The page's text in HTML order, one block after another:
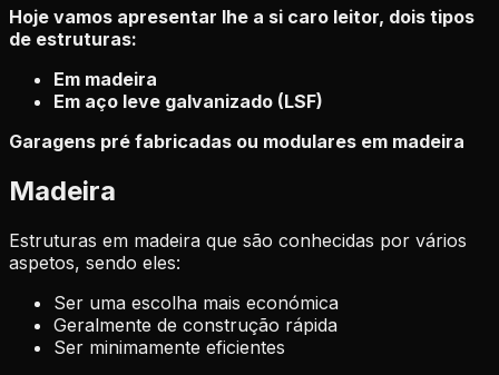
Hoje vamos apresentar lhe a si caro leitor, dois tipos
de estruturas:
Em madeira
Em aço leve galvanizado (LSF)
Garagens pré fabricadas ou modulares em madeira
Madeira
Estruturas em madeira que são conhecidas por vários
aspetos, sendo eles:
Ser uma escolha mais económica
Geralmente de construção rápida
Ser minimamente eficientes